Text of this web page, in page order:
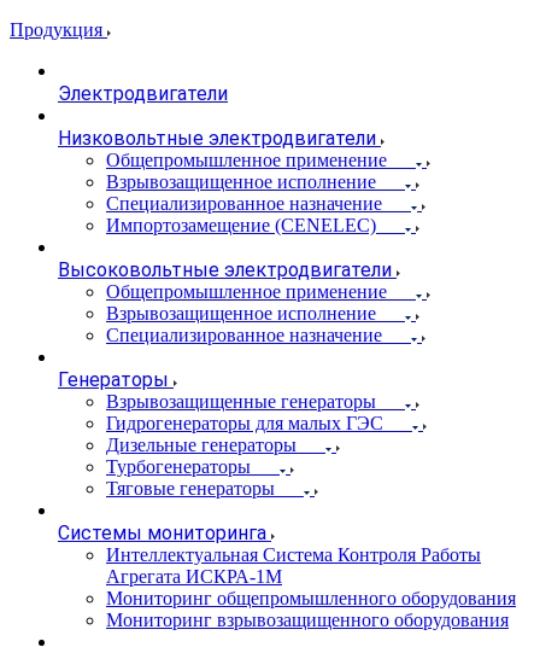
Продукция
Электродвигатели
Низковольтные электродвигатели
Общепромышленное применение
Взрывозащищенное исполнение
Специализированное назначение
Импортозамещение (CENELEC)
Высоковольтные электродвигатели
Общепромышленное применение
Взрывозащищенное исполнение
Специализированное назначение
Генераторы
Взрывозащищенные генераторы
Гидрогенераторы для малых ГЭС
Дизельные генераторы
Турбогенераторы
Тяговые генераторы
Системы мониторинга
Интеллектуальная Система Контроля Работы
Агрегата ИСКРА-1М
Мониторинг общепромышленного оборудования
Мониторинг взрывозащищенного оборудования